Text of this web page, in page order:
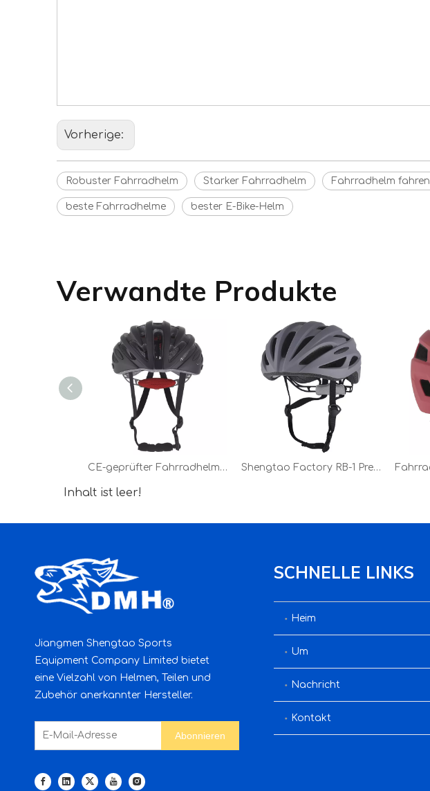
Vorherige:
Robuster Fahrradhelm Starker Fahrradhelm Fahrradhelm fahren
beste Fahrradhelme bester E-Bike-Helm
Verwandte Produkte
CE-geprüfter Fahrradhelm. Fahrradhelm. In-Mold-Fahrradhelm mit Visier Shengtao Factory RB-1 Preis Neues Produkt Bunte Out-Mold-Fahrradhelme für Erwachsene
Inhalt ist leer!
Jiangmen Shengtao Sports
Equipment Company Limited bietet
eine Vielzahl von Helmen, Teilen und
Zubehör anerkannter Hersteller.
Abonnieren
SCHNELLE LINKS
Heim
Um
Nachricht
Kontakt